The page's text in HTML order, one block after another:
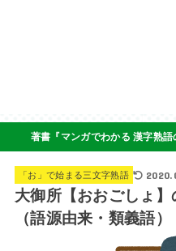
著書『マンガでわかる 漢字熟
「お」で始まる三文字熟語
大御所【おおごしょ
（語源由来・類義語）